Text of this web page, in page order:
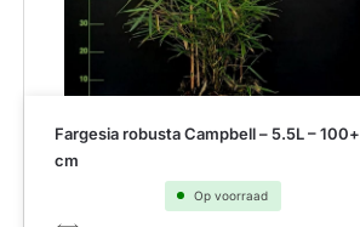
Fargesia robusta Campbell – 5.5L – 100+
cm
Op voorraad